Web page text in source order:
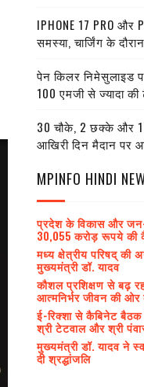
IPHONE 17 PRO और
समस्या, चार्जिंग के
पेन किलर निमेसुलाइड
100 एमजी से ज्यादा
30 चौके, 2 छक्के और
आखिरी दिन मैदान पर
MPINFO HINDI
प्रदेश के विकास और
30,055 करोड़ रूपये की
मध्य क्षेत्रीय परिषद् की
मुख्यमंत्री डॉ. यादव
कौशल प्रशिक्षण से बढ़
आत्मनिर्भर जीवन की
ई-रिक्शा से कैबिनेट बैठक
श्री टेटवाल और श्री
मुख्यमंत्री डॉ. यादव ने
दी श्रद्धांजलि